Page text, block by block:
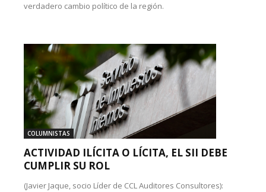
verdadero cambio político de la región.
COLUMNISTAS
ACTIVIDAD ILÍCITA O LÍCITA, EL SII DEBE
CUMPLIR SU ROL
(Javier Jaque, socio Líder de CCL Auditores Consultores):